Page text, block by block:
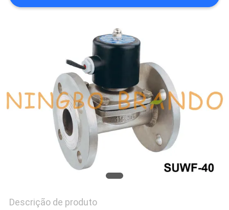
POLÍTICA
DE
PRIVACIDADE
Descrição de produto